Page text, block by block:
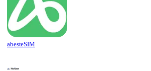
abesteSIM